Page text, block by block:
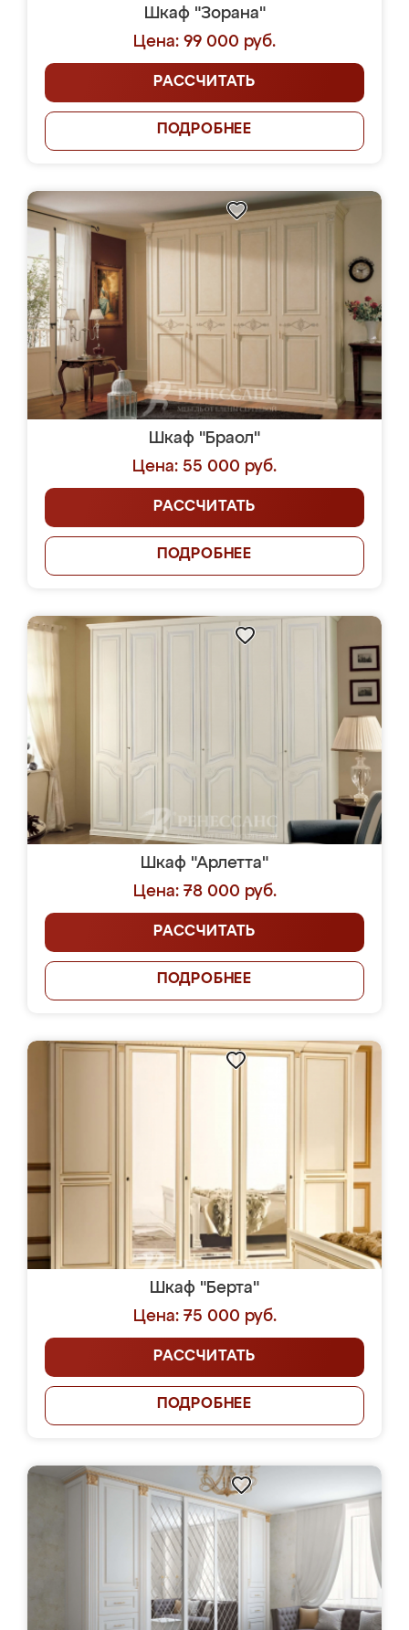
Шкаф "Зорана"
Цена: 99 000 руб.
РАССЧИТАТЬ
ПОДРОБНЕЕ
Шкаф "Браол"
Цена: 55 000 руб.
РАССЧИТАТЬ
ПОДРОБНЕЕ
Шкаф "Арлетта"
Цена: 78 000 руб.
РАССЧИТАТЬ
ПОДРОБНЕЕ
Шкаф "Берта"
Цена: 75 000 руб.
РАССЧИТАТЬ
ПОДРОБНЕЕ